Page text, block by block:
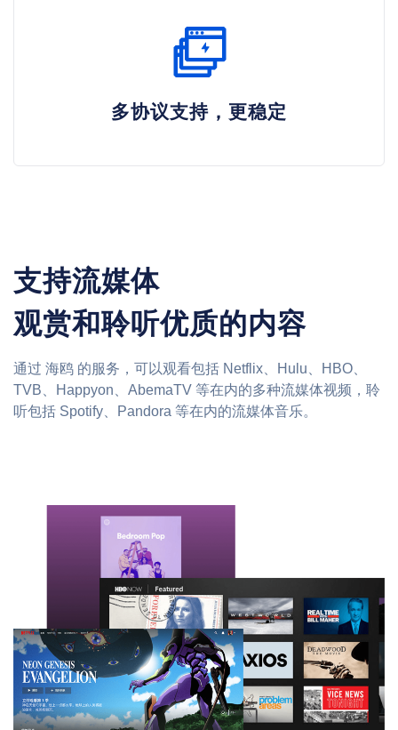
多协议支持，更稳定
支持流媒体
观赏和聆听优质的内容
通过 海鸥 的服务，可以观看包括 Netflix、Hulu、HBO、
TVB、Happyon、AbemaTV 等在内的多种流媒体视频，聆
听包括 Spotify、Pandora 等在内的流媒体音乐。